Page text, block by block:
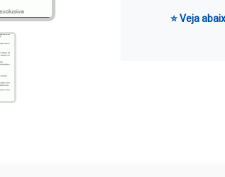
⭐ Veja